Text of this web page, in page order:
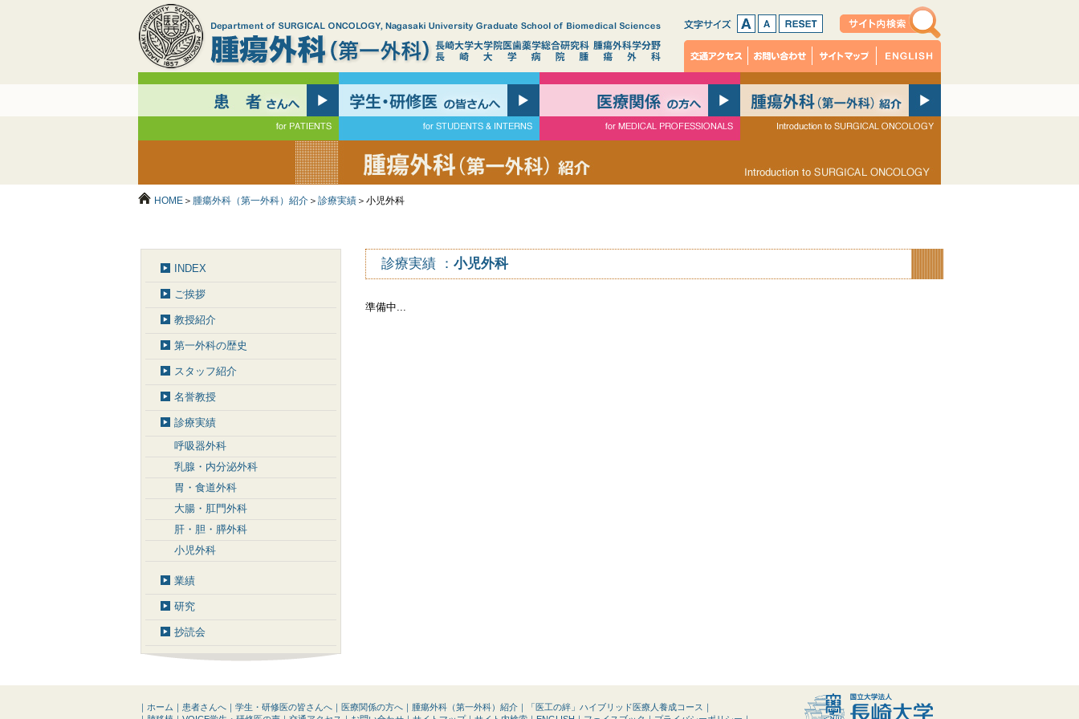
HOME ＞ 腫瘍外科（第一外科）紹介 ＞ 診療実績 ＞小児外科
INDEX
ご挨拶
教授紹介
第一外科の歴史
スタッフ紹介
名誉教授
診療実績
呼吸器外科
乳腺・内分泌外科
胃・食道外科
大腸・肛門外科
肝・胆・膵外科
小児外科
業績
研究
抄読会
診療実績 ： 小児外科
準備中...
｜ ホーム ｜ 患者さんへ ｜ 学生・研修医の皆さんへ ｜ 医療関係の方へ ｜ 腫瘍外科（第一外科）紹介 ｜ 「医工の絆」ハイブリッド医療人養成コース ｜